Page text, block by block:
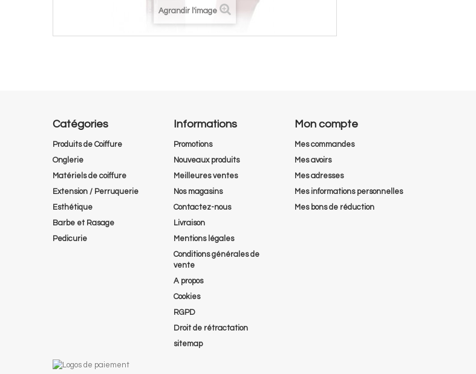
Agrandir l'image
Catégories
Produits de Coiffure
Onglerie
Matériels de coiffure
Extension / Perruquerie
Esthétique
Barbe et Rasage
Pedicurie
Informations
Promotions
Nouveaux produits
Meilleures ventes
Nos magasins
Contactez-nous
Livraison
Mentions légales
Conditions générales de
vente
A propos
Cookies
RGPD
Droit de rétractation
sitemap
Mon compte
Mes commandes
Mes avoirs
Mes adresses
Mes informations personnelles
Mes bons de réduction